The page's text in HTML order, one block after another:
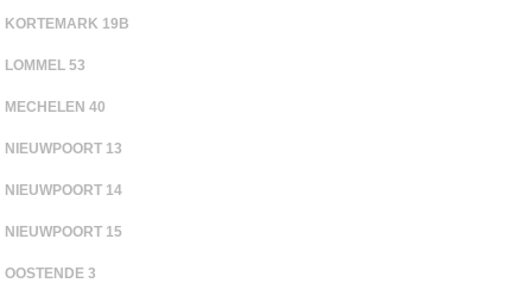
KORTEMARK 19B
LOMMEL 53
MECHELEN 40
NIEUWPOORT 13
NIEUWPOORT 14
NIEUWPOORT 15
OOSTENDE 3